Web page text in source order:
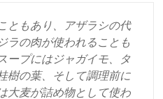
ともあり、アザラシの代
ラの肉が使われることも
ープにはジャガイモ、タ
樹の葉、そして調理前に
大麦が詰め物として使わ